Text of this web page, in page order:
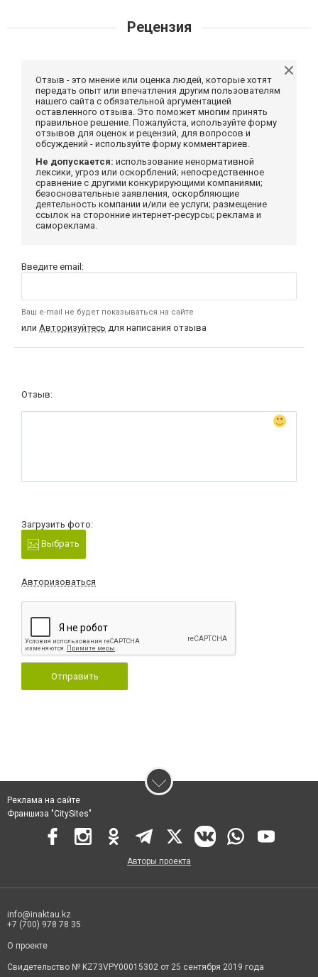
Рецензия
Отзыв - это мнение или оценка людей, которые хотят
передать опыт или впечатления другим пользователям
нашего сайта с обязательной аргументацией
оставленного отзыва. Это поможет многим принять
правильное решение. Пожалуйста, используйте форму
отзывов для оценок и рецензий, для вопросов и
обсуждений - используйте форму комментариев.
Не допускается: использование ненормативной
лексики, угроз или оскорблений; непосредственное
сравнение с другими конкурирующими компаниями;
безосновательные заявления, оскорбляющие
деятельность компании и/или ее услуги; размещение
ссылок на сторонние интернет-ресурсы; реклама и
самореклама.
Введите email:
Ваш e-mail не будет показываться на сайте
или Авторизуйтесь для написания отзыва
Отзыв:
Загрузить фото:
Выбрать
Авторизоваться
Отправить
Реклама на сайте
Франшиза "CitySites"
Авторы проекта
info@inaktau.kz
+7 (700) 978 78 35
О проекте
Свидетельство № KZ73VPY00015302 от 25 сентября 2019 года